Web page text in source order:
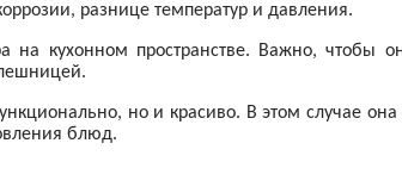
разнице температур и давления.
на кухонном пространстве. Важно, чтобы
но и красиво. В этом случае она
блюд.